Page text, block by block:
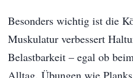
Besonders wichtig ist die
Muskulatur verbessert
Belastbarkeit – egal ob
Alltag. Übungen wie